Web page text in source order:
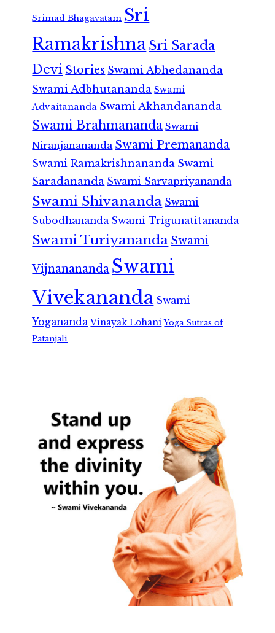
Srimad Bhagavatam Sri
RamakrishnaSri Sarada
Devi Stories Swami Abhedananda
Swami Adbhutananda Swami
Advaitananda Swami Akhandananda
Swami Brahmananda Swami
Niranjanananda Swami Premananda
Swami Ramakrishnananda Swami
Saradananda Swami Sarvapriyananda
Swami Shivananda Swami
Subodhananda Swami Trigunatitananda
Swami Turiyananda Swami
Vijnanananda Swami
Vivekananda Swami
Yogananda Vinayak Lohani Yoga Sutras of
Patanjali